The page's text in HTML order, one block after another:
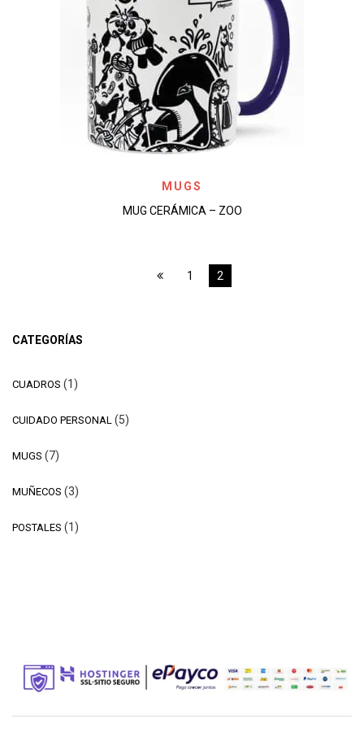
MUGS
MUG CERÁMICA – ZOO
1 2
CATEGORÍAS
CUADROS 1 producto
CUIDADO PERSONAL 5productos
MUGS 7productos
MUÑECOS 3productos
POSTALES 1 producto